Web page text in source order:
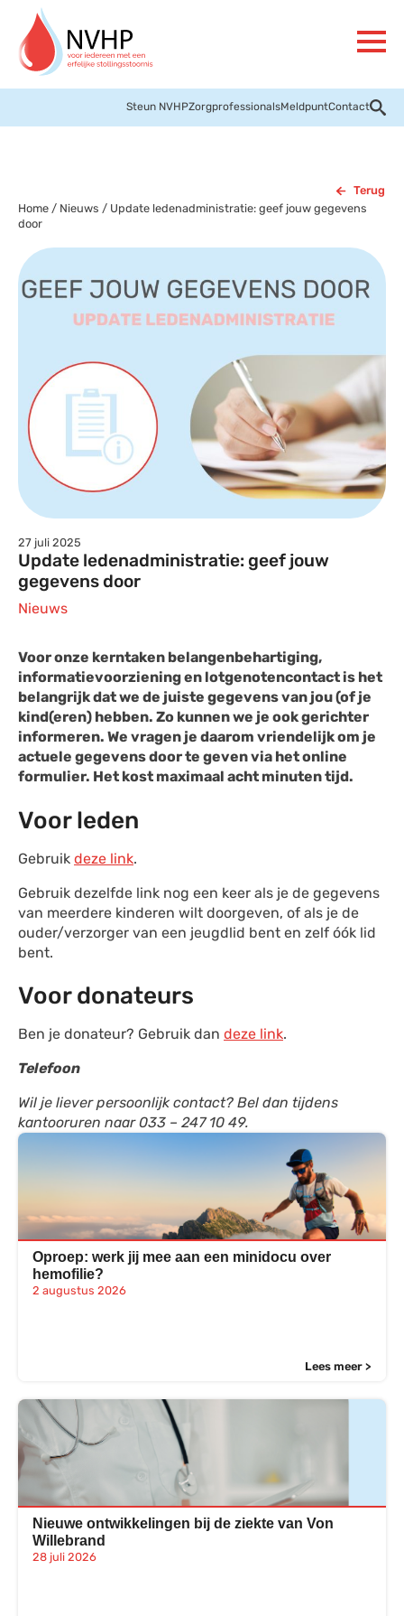
Steun NVHPZorgprofessionalsMeldpuntContact
Terug
Home / Nieuws / Update ledenadministratie: geef jouw gegevens
door
27 juli 2025
Update ledenadministratie: geef jouw
gegevens door
Nieuws
Voor onze kerntaken belangenbehartiging,
informatievoorziening en lotgenotencontact is het
belangrijk dat we de juiste gegevens van jou (of je
kind(eren) hebben. Zo kunnen we je ook gerichter
informeren. We vragen je daarom vriendelijk om je
actuele gegevens door te geven via het online
formulier. Het kost maximaal acht minuten tijd.
Voor leden
Gebruik deze link.
Gebruik dezelfde link nog een keer als je de gegevens
van meerdere kinderen wilt doorgeven, of als je de
ouder/verzorger van een jeugdlid bent en zelf óók lid
bent.
Voor donateurs
Ben je donateur? Gebruik dan deze link.
Telefoon
Wil je liever persoonlijk contact? Bel dan tijdens
kantooruren naar 033 – 247 10 49.
Oproep: werk jij mee aan een minidocu over
hemofilie?
2 augustus 2026
Lees meer >
Nieuwe ontwikkelingen bij de ziekte van Von
Willebrand
28 juli 2026